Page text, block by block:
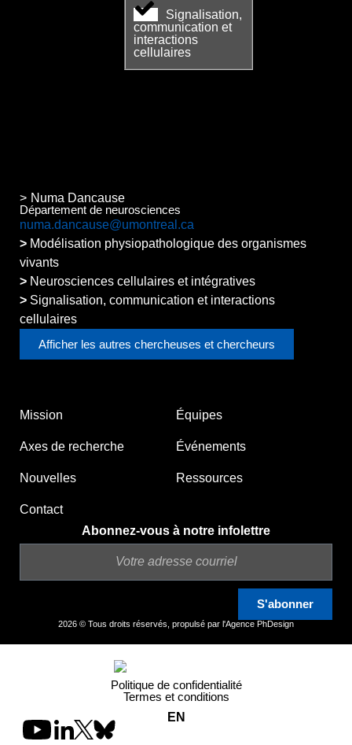
Signalisation,
communication et
interactions
cellulaires
Numa Dancause
Département de neurosciences
numa.dancause@umontreal.ca
Modélisation physiopathologique des organismes
vivants
Neurosciences cellulaires et intégratives
Signalisation, communication et interactions
cellulaires
Afficher les autres chercheuses et chercheurs
Mission Équipes
Axes de recherche Événements
Nouvelles Ressources
Contact
Abonnez-vous à notre infolettre
S'abonner
2026 © Tous droits réservés, propulsé par l'Agence PhDesign
Politique de confidentialité
Termes et conditions
EN